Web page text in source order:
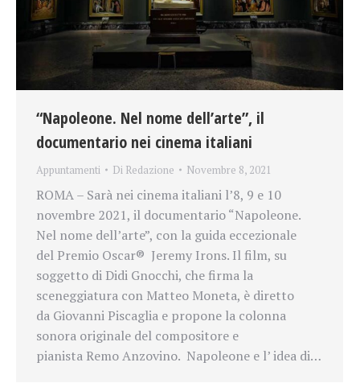
“Napoleone. Nel nome dell’arte”, il
documentario nei cinema italiani
Appuntamenti Di Redazione Novembre 8, 2021
ROMA – Sarà nei cinema italiani l’8, 9 e 10
novembre 2021, il documentario “Napoleone.
Nel nome dell’arte”, con la guida eccezionale
del Premio Oscar® Jeremy Irons. Il film, su
soggetto di Didi Gnocchi, che firma la
sceneggiatura con Matteo Moneta, è diretto
da Giovanni Piscaglia e propone la colonna
sonora originale del compositore e
pianista Remo Anzovino. Napoleone e l’ idea di…